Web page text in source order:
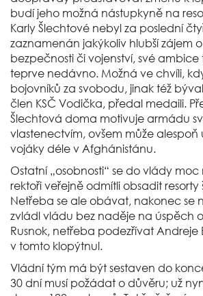
budí jeho možná nástupkyně na
Karly Šlechtové nebyl za poslední
zaznamenán jakýkoliv hlubší zájem
bezpečnosti či vojenství, své ambice
teprve nedávno. Možná ve chvíli,
bojovníků za svobodu, jinak též
člen KSČ Vodička, předal medaili.
Šlechtová doma motivuje armádu
vlastenectvím, ovšem může alespoň
vojáky déle v Afghánistánu.
Ostatní „osobnosti“ se do vlády
rektoři veřejně odmítli obsadit resorty
Netřeba se ale obávat, nakonec se
zvládl vládu bez naděje na úspěch
Rusnok, netřeba podezřívat Andreje
v tomto klopýtnul.
Vládní tým má být sestaven do
30 dní musí požádat o důvěru; už